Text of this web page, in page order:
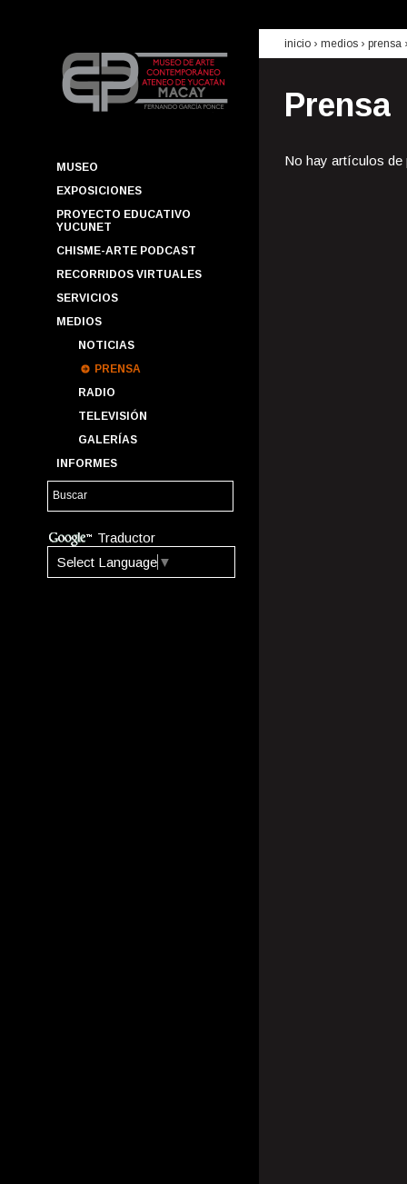
MUSEO
EXPOSICIONES
PROYECTO EDUCATIVO
YUCUNET
CHISME-ARTE PODCAST
RECORRIDOS VIRTUALES
SERVICIOS
MEDIOS
NOTICIAS
PRENSA
RADIO
TELEVISIÓN
GALERÍAS
INFORMES
Traductor
Select Language ▼
inicio › medios › prensa
Prensa
No hay artículos de